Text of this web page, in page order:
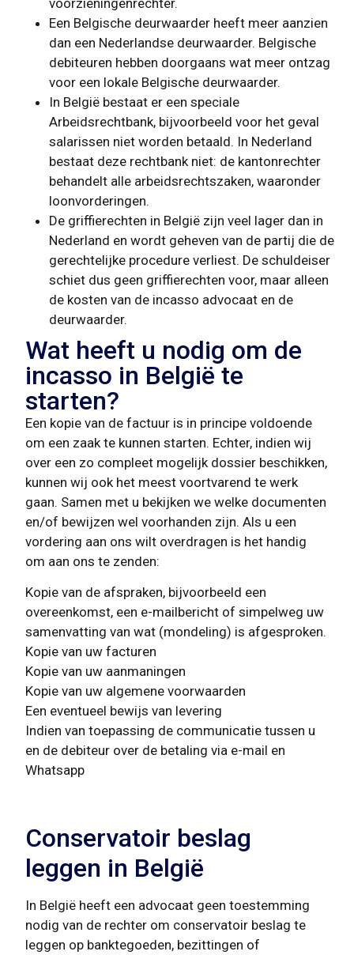
Een Belgische deurwaarder heeft meer aanzien
dan een Nederlandse deurwaarder. Belgische
debiteuren hebben doorgaans wat meer ontzag
voor een lokale Belgische deurwaarder.
In België bestaat er een speciale
Arbeidsrechtbank, bijvoorbeeld voor het geval
salarissen niet worden betaald. In Nederland
bestaat deze rechtbank niet: de kantonrechter
behandelt alle arbeidsrechtszaken, waaronder
loonvorderingen.
De griffierechten in België zijn veel lager dan in
Nederland en wordt geheven van de partij die de
gerechtelijke procedure verliest. De schuldeiser
schiet dus geen griffierechten voor, maar alleen
de kosten van de incasso advocaat en de
deurwaarder.
Wat heeft u nodig om de
incasso in België te
starten?
Een kopie van de factuur is in principe voldoende
om een zaak te kunnen starten. Echter, indien wij
over een zo compleet mogelijk dossier beschikken,
kunnen wij ook het meest voortvarend te werk
gaan. Samen met u bekijken we welke documenten
en/of bewijzen wel voorhanden zijn. Als u een
vordering aan ons wilt overdragen is het handig
om aan ons te zenden:
Kopie van de afspraken, bijvoorbeeld een
overeenkomst, een e-mailbericht of simpelweg uw
samenvatting van wat (mondeling) is afgesproken.
Kopie van uw facturen
Kopie van uw aanmaningen
Kopie van uw algemene voorwaarden
Een eventueel bewijs van levering
Indien van toepassing de communicatie tussen u
en de debiteur over de betaling via e-mail en
Whatsapp
Conservatoir beslag
leggen in België
In België heeft een advocaat geen toestemming
nodig van de rechter om conservatoir beslag te
leggen op banktegoeden, bezittingen of